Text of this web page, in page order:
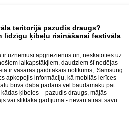
teritorijā pazudis draugs?
līdzīgu ķibeļu risināšanai festivāla
ir uzņēmusi apgriezienus un, neskatoties uz
laikapstākļiem, daudziem šī nedēļas
ir vasaras gaidītākais notikums,. Samsung
apkopojis informāciju, kā mobilās ierīces
brīvā dabā padarīs vēl baudāmāku pat
ķibeles – pazudis draugs, mājās
vai sliktākā gadījumā - nevari atrast savu